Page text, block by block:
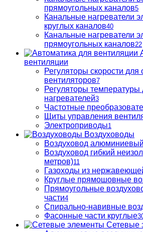
прямоугольных каналов5
Канальные нагреватели
круглых каналов40
Канальные нагреватели
прямоугольных каналов22
вентиляции
Регуляторы скорости
вентиляторов7
Регуляторы температуры
нагревателей3
Частотные
Щиты управления
Электроприводы1
Воздуховоды
Воздуховод
Воздуховод гибкий
метров)11
Газоходы из
Круглые прямошовные
Прямоугольные
части4
Спирально-навивные
Фасонные части круглые
Сетевые